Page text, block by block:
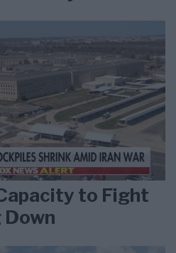
to Fight
Down